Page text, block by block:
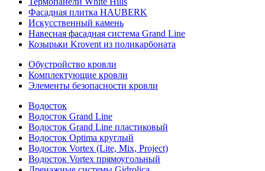
Фасадная плитка HAUBERK
Искусственный камень
Навесная фасадная система Grand Line
Козырьки Krovent из поликарбоната
Обустройство кровли
Комплектующие кровли
Элементы безопасности кровли
Водосток
Водосток Grand Line
Водосток Grand Line пластиковый
Водосток Optima круглый
Водосток Vortex (Lite, Mix, Project)
Водосток Vortex прямоугольный